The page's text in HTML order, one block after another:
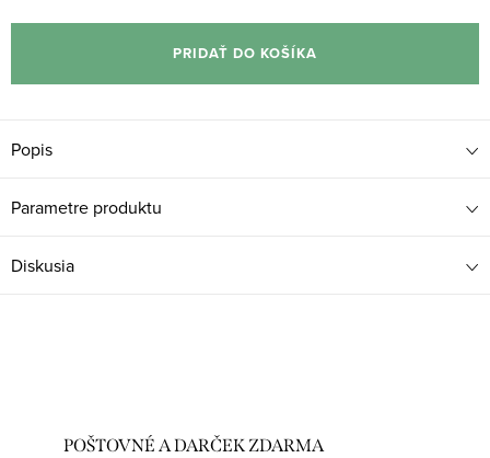
cena:
PRIDAŤ DO KOŠÍKA
Popis
Parametre produktu
Diskusia
POŠTOVNÉ A DARČEK ZDARMA